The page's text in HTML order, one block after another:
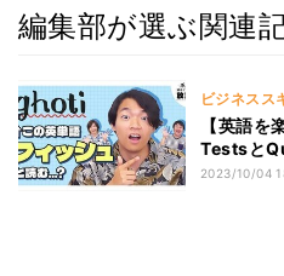
編集部が選ぶ関連
ビジネスス
【英語
Testsと
2023/10/04